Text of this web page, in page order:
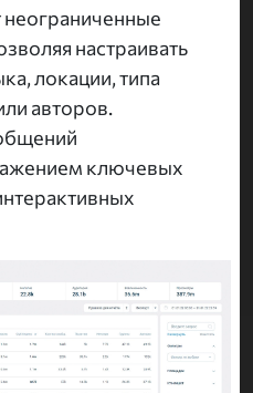
неограниченные
настраивать
локации, типа
авторов.
ключевых